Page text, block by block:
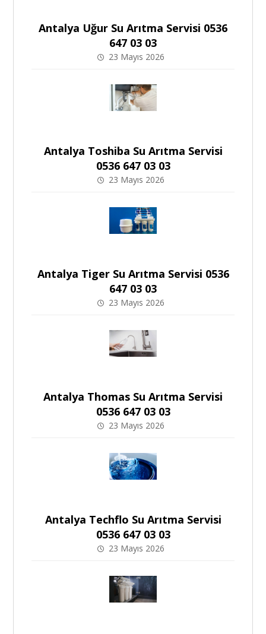
Antalya Uğur Su Arıtma Servisi 0536
647 03 03
23 Mayıs 2026
Antalya Toshiba Su Arıtma Servisi
0536 647 03 03
23 Mayıs 2026
Antalya Tiger Su Arıtma Servisi 0536
647 03 03
23 Mayıs 2026
Antalya Thomas Su Arıtma Servisi
0536 647 03 03
23 Mayıs 2026
Antalya Techflo Su Arıtma Servisi
0536 647 03 03
23 Mayıs 2026